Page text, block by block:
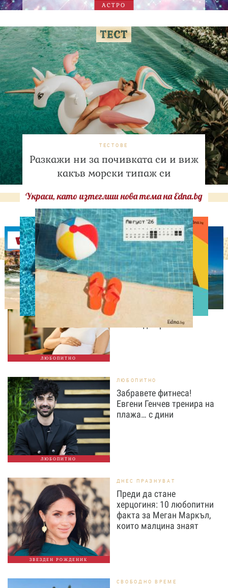
АСТРО
ТЕСТОВЕ
Разкажи ни за почивката си и виж
какъв морски типаж си
Украси, като изтеглиш нова тема на Edna.bg
Оферти
ЛЮБОПИТНО
ЛЮБОПИТНО
Историческа промяна:
Жените над 40 години
раждат по-често от
тийнейджърките
ЛЮБОПИТНО
ЛЮБОПИТНО
Забравете фитнеса!
Евгени Генчев тренира на
плажа… с дини
ЗВЕЗДЕН РОЖДЕНИК
ДНЕС ПРАЗНУВАТ
Преди да стане
херцогиня: 10 любопитни
факта за Меган Маркъл,
които малцина знаят
СВОБОДНО ВРЕМЕ